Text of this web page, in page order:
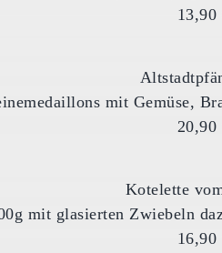
13,90
mit Gemüse,
20,90
Kotelette
mit glasierten Zwiebeln
16,90